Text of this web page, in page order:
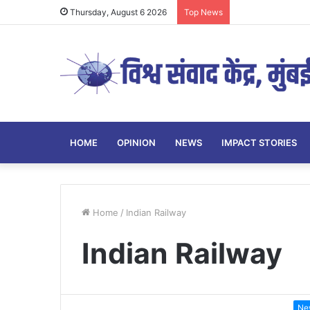
Thursday, August 6 2026 Top News
HOME OPINION NEWS IMPACT STORIES
Home / Indian Railway
Indian Railway